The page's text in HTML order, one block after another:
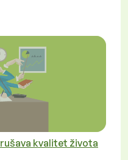
kvalitet života